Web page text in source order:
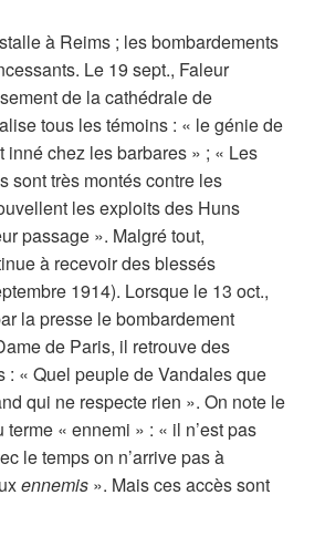
à Reims ; les bombardements
Le 19 sept., Faleur
de la cathédrale de
tous les témoins : « le génie de
inné chez les barbares » ; « Les
sont très montés contre les
les exploits des Huns
passage ». Malgré tout,
à recevoir des blessés
1914). Lorsque le 13 oct.,
la presse le bombardement
de Paris, il retrouve des
: « Quel peuple de Vandales que
qui ne respecte rien ». On note le
« ennemi » : « il n’est pas
le temps on n’arrive pas à
ennemis ». Mais ces accès sont